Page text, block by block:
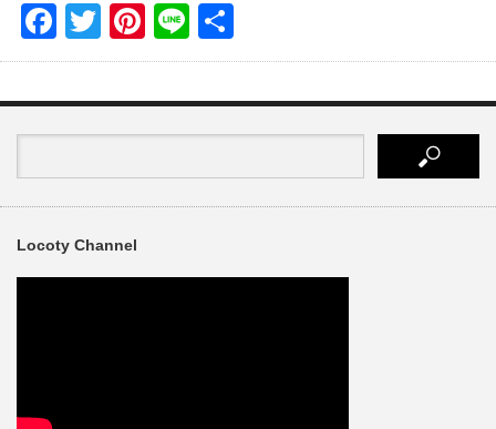
Facebook
TwitterPinterest
Line
有
Locoty Channel